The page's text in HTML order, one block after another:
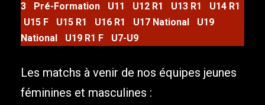
3
Pré-Formation U11 U12 R1 U13 R1
U14 R1
U15 F
U15 R1 U16 R1 U17 National
U19
National
U19 R1 F U7-U9
Les matchs à venir de nos équipes jeunes
féminines et masculines :